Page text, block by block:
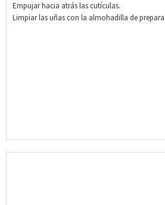
Empujar hacia atrás las cutículas.
Limpiar las uñas con la almohadilla de